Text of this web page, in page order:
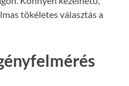
tökéletes választás a